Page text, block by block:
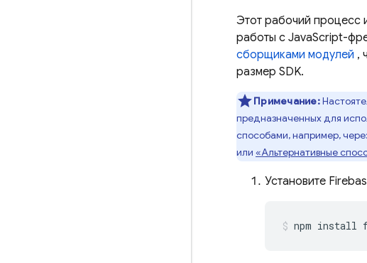
Этот рабочий процесс
работы с JavaScript-
сборщиками модулей ,
размер SDK.
Примечание:
предназначенных для
способами, например,
или «Альтернативные
Установите
npm install